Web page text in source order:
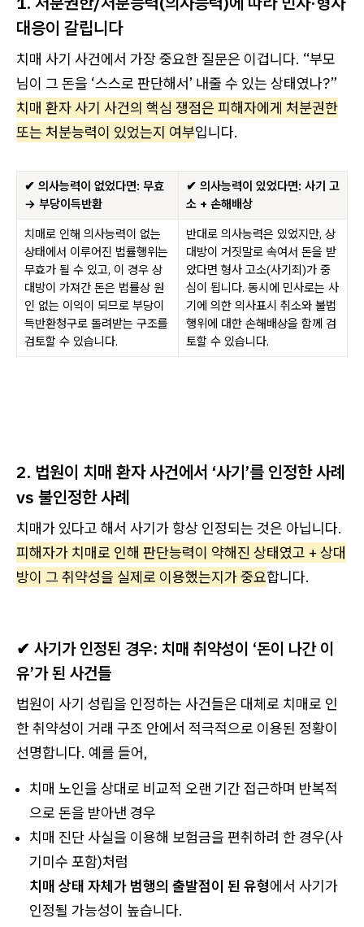
대응이 갈립니다
치매 사기 사건에서 가장 중요한 질문은 이겁니다. “부모
님이 그 돈을 ‘스스로 판단해서’ 내줄 수 있는 상태였나?”
치매 환자 사기 사건의 핵심 쟁점은 피해자에게 처분권한
또는 처분능력이 있었는지 여부입니다.
✔ 의사능력이 없었다면: 무효
→ 부당이득반환
✔ 의사능력이 있었다면: 사기 고
소 + 손해배상
치매로 인해 의사능력이 없는
상태에서 이루어진 법률행위는
무효가 될 수 있고, 이 경우 상
대방이 가져간 돈은 법률상 원
인 없는 이익이 되므로 부당이
득반환청구로 돌려받는 구조를
검토할 수 있습니다.
반대로 의사능력은 있었지만, 상
대방이 거짓말로 속여서 돈을 받
았다면 형사 고소(사기죄)가 중
심이 됩니다. 동시에 민사로는 사
기에 의한 의사표시 취소와 불법
행위에 대한 손해배상을 함께 검
토할 수 있습니다.
2. 법원이 치매 환자 사건에서 ‘사기’를 인정한 사례
vs 불인정한 사례
치매가 있다고 해서 사기가 항상 인정되는 것은 아닙니다.
피해자가 치매로 인해 판단능력이 약해진 상태였고 + 상대
방이 그 취약성을 실제로 이용했는지가 중요합니다.
✔ 사기가 인정된 경우: 치매 취약성이 ‘돈이 나간 이
유’가 된 사건들
법원이 사기 성립을 인정하는 사건들은 대체로 치매로 인
한 취약성이 거래 구조 안에서 적극적으로 이용된 정황이
선명합니다. 예를 들어,
치매 노인을 상대로 비교적 오랜 기간 접근하며 반복적
으로 돈을 받아낸 경우
치매 진단 사실을 이용해 보험금을 편취하려 한 경우(사
기미수 포함)처럼
치매 상태 자체가 범행의 출발점이 된 유형에서 사기가
인정될 가능성이 높습니다.